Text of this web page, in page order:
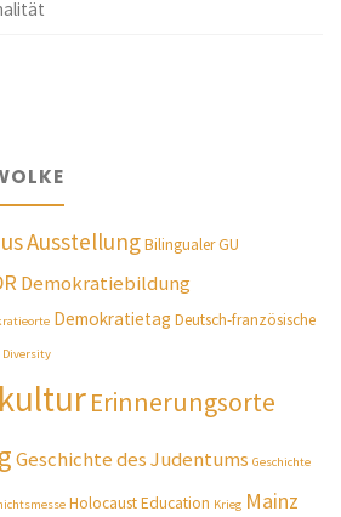
AusstellungBilingualer GU
Demokratiebildung
Demokratietag Deutsch-französische
Diversity
Erinnerungsorte
Geschichte des Judentums Geschichte
Holocaust Education Krieg Mainz